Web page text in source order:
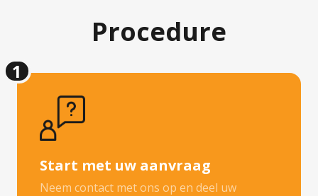
Procedure
1
Start met uw aanvraag
Neem contact met ons op en deel uw